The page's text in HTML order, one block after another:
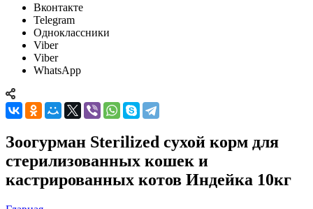
Вконтакте
Telegram
Одноклассники
Viber
Viber
WhatsApp
Зоогурман Sterilized сухой корм для
стерилизованных кошек и
кастрированных котов Индейка 10кг